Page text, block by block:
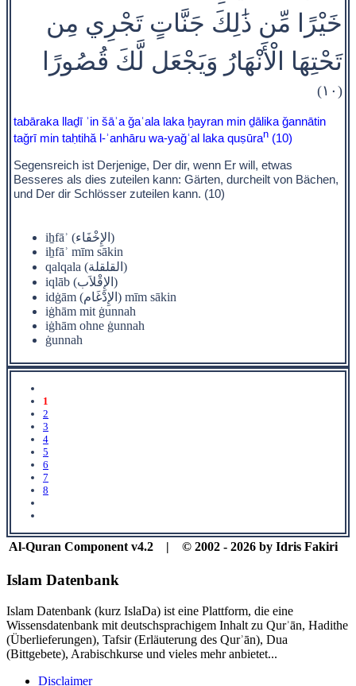
خَيْرًا مِّن ذَٰلِكَ جَنَّاتٍ تَجْرِي مِن
تَحْتِهَا الْأَنْهَارُ وَيَجْعَل لَّكَ قُصُورًا
(١٠)
tabāraka llaḏī ʾin šāʾa ǧaʿala laka ḫayran min ḏālika ǧannātin
taǧrī min taḥtihă l-ʾanhāru wa-yaǧʿal laka quṣūran (10)
Segensreich ist Derjenige, Der dir, wenn Er will, etwas
Besseres als dies zuteilen kann: Gärten, durcheilt von Bächen,
und Der dir Schlösser zuteilen kann. (10)
iẖfāʾ (الإِخْفَاء)
iẖfāʾ mīm sākin
qalqala (القلقلة)
iqlāb (الإِقْلاَب)
idġām (الإِدْغَام) mīm sākin
iġhām mit ġunnah
iġhām ohne ġunnah
ġunnah
1
2
3
4
5
6
7
8
Al-Quran Component v4.2 | © 2002 - 2026 by Idris Fakiri
Islam Datenbank
Islam Datenbank (kurz IslaDa) ist eine Plattform, die eine
Wissensdatenbank mit deutschsprachigem Inhalt zu Qurʾān, Hadithe
(Überlieferungen), Tafsir (Erläuterung des Qurʾān), Dua
(Bittgebete), Arabischkurse und vieles mehr anbietet...
Disclaimer